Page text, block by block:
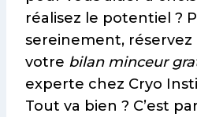
réalisez le potentiel ?
sereinement,
votre bilan minceur
experte chez Cryo
Tout va bien ? C’est